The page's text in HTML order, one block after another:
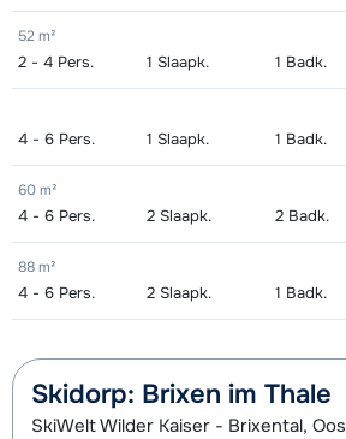
52 m²
2 - 4 Pers. 1 Slaapk. 1 Badk.
4 - 6 Pers. 1 Slaapk. 1 Badk.
60 m²
4 - 6 Pers. 2 Slaapk. 2 Badk.
88 m²
4 - 6 Pers. 2 Slaapk. 1 Badk.
Skidorp: Brixen im Thale
SkiWelt Wilder Kaiser - Brixental,